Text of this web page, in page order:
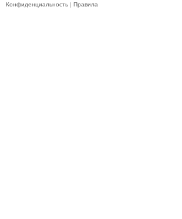
Конфиденциальность | Правила